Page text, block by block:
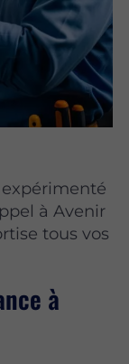
à Avenir
tous vos
à